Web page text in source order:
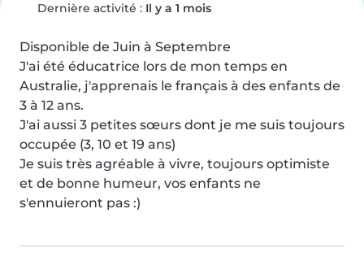
Dernière activité : Il y a 1 mois
Disponible de Juin à Septembre
J'ai été éducatrice lors de mon temps en
Australie, j'apprenais le français à des enfants de
3 à 12 ans.
J'ai aussi 3 petites sœurs dont je me suis toujours
occupée (3, 10 et 19 ans)
Je suis très agréable à vivre, toujours optimiste
et de bonne humeur, vos enfants ne
s'ennuieront pas :)